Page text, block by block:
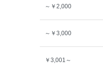
～￥2,000
～￥3,000
￥3,001～